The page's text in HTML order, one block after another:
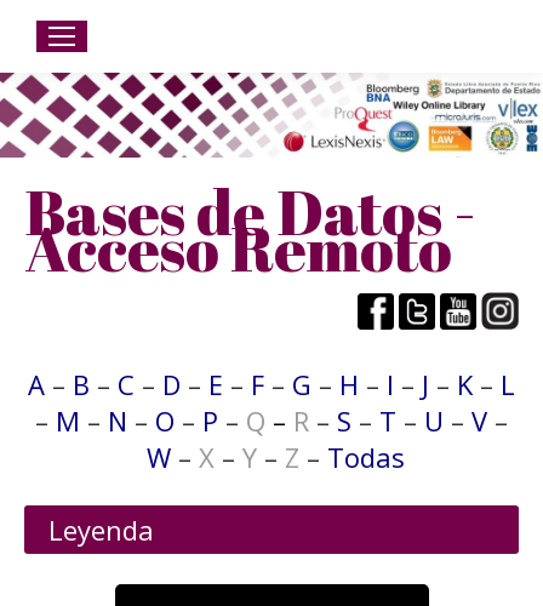
Bases de Datos -
Acceso Remoto
A – B – C – D – E – F – G – H – I – J – K – L
– M – N – O – P – Q – R – S – T – U – V –
W– X – Y – Z – Todas
Leyenda